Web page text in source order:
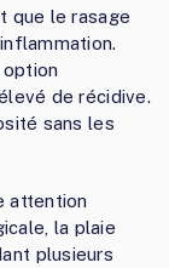
que le rasage
de récidive.
sans les
attention
la plaie
plusieurs